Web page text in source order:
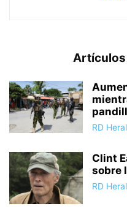
Artículos
RD
Clint
sobre
RD